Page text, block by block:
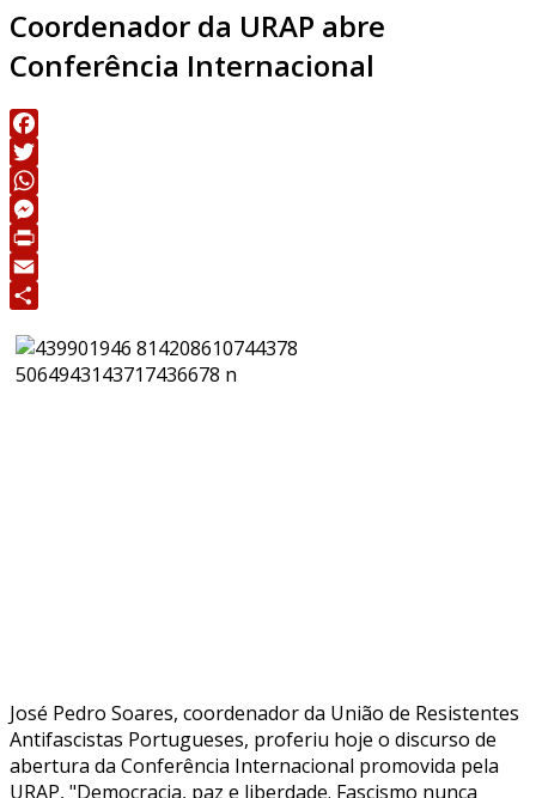
Coordenador da URAP abre
Conferência Internacional
Facebook
Twitter
WhatsApp
Messenger
Print
Email
José Pedro Soares, coordenador da União de Resistentes
Antifascistas Portugueses, proferiu hoje o discurso de
abertura da Conferência Internacional promovida pela
URAP, "Democracia, paz e liberdade. Fascismo nunca